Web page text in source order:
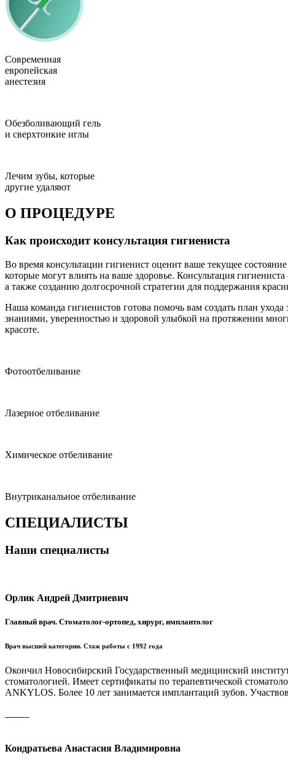
Современная
европейская
анестезия
Обезболивающий гель
и сверхтонкие иглы
Лечим зубы, которые
другие удаляют
О ПРОЦЕДУРЕ
Как происходит консультация гигиениста
Во время консультации гигиенист оценит ваше текущее
которые могут влиять на ваше здоровье. Консультация
а также созданию долгосрочной стратегии для поддержания
Наша команда гигиенистов готова помочь вам создать план
знаниями, уверенностью и здоровой улыбкой на протяжении
красоте.
Фотоотбеливание
Лазерное отбеливание
Химическое отбеливание
Внутриканальное отбеливание
СПЕЦИАЛИСТЫ
Наши специалисты
Орлик Андрей Дмитриевич
Главный врач. Стоматолог-ортопед, хирург, имплантолог
Врач высшей категории. Стаж работы с 1992 года
Окончил Новосибирский Государственный медицинский
стоматологией. Имеет сертификаты по терапевтической
ANKYLOS. Более 10 лет занимается имплантаций зубов.
Кондратьева Анастасия Владимировна